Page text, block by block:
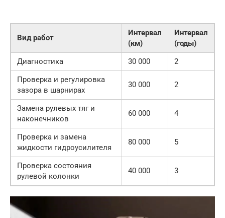
Вид работ
Интервал
(км)
Интервал
(годы)
Диагностика
30 000
2
Проверка и регулировка
зазора в шарнирах
30 000 2
Замена рулевых тяг и
наконечников
60 000 4
Проверка и замена
жидкости гидроусилителя
80 000 5
Проверка состояния
рулевой колонки
40 000 3